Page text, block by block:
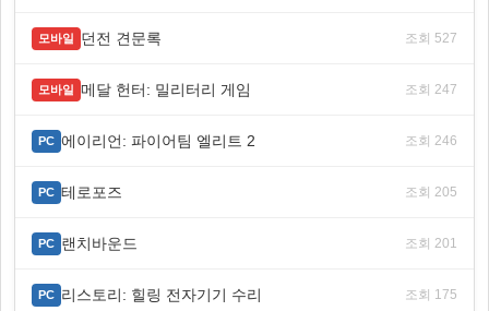
모바일 던전 견문록 조회 527
모바일 메달 헌터: 밀리터리 게임 조회 247
PC 에이리언: 파이어팀 엘리트 2 조회 246
PC 테로포즈 조회 205
PC 랜치바운드 조회 201
PC 리스토리: 힐링 전자기기 수리 조회 175